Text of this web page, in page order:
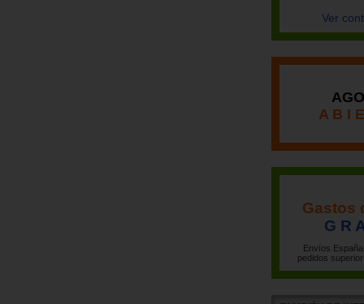
Ver
A B I
Gastos
G R
Envíos
pedidos